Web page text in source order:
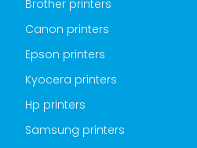
Brother printers
Canon printers
Epson printers
Kyocera printers
Hp printers
Samsung printers